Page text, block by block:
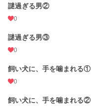
謎過ぎる男②
0
謎過ぎる男③
0
飼い犬に、手を噛まれる①
0
飼い犬に、手を噛まれる②